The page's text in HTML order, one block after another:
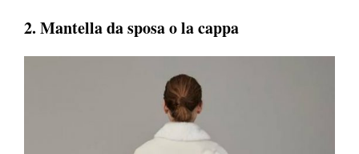
2. Mantella da sposa o la cappa